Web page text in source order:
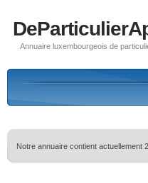
Annuaire luxembourgeois de
Notre annuaire contient actuellement